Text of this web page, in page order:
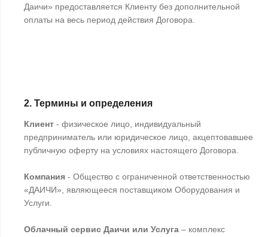
Даичи» предоставляется Клиенту без дополнительной
оплаты на весь период действия Договора.
2. Термины и определения
Клиент - физическое лицо, индивидуальный
предприниматель или юридическое лицо, акцептовавшее
публичную оферту на условиях настоящего Договора.
Компания - Общество с ограниченной ответственностью
«ДАИЧИ», являющееся поставщиком Оборудования и
Услуги.
Облачный сервис Даичи или Услуга – комплекс